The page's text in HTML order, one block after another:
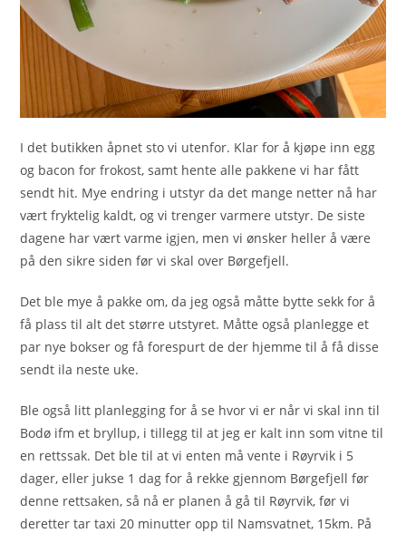
I det butikken åpnet sto vi utenfor. Klar for å kjøpe inn egg
og bacon for frokost, samt hente alle pakkene vi har fått
sendt hit. Mye endring i utstyr da det mange netter nå har
vært fryktelig kaldt, og vi trenger varmere utstyr. De siste
dagene har vært varme igjen, men vi ønsker heller å være
på den sikre siden før vi skal over Børgefjell.
Det ble mye å pakke om, da jeg også måtte bytte sekk for å
få plass til alt det større utstyret. Måtte også planlegge et
par nye bokser og få forespurt de der hjemme til å få disse
sendt ila neste uke.
Ble også litt planlegging for å se hvor vi er når vi skal inn til
Bodø ifm et bryllup, i tillegg til at jeg er kalt inn som vitne til
en rettssak. Det ble til at vi enten må vente i Røyrvik i 5
dager, eller jukse 1 dag for å rekke gjennom Børgefjell før
denne rettsaken, så nå er planen å gå til Røyrvik, før vi
deretter tar taxi 20 minutter opp til Namsvatnet, 15km. På